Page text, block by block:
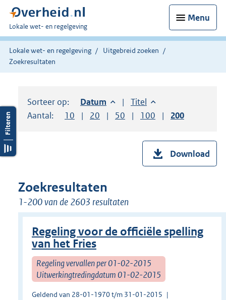
Menu
U
bent
hier:
Lokale wet- en regelgeving
Lokale wet- en regelgeving
Uitgebreid zoeken
Zoekresultaten
Sorteer op: Sorteer op:
Datum aflopendSorteer op:
Titel oplopend
Aantal:
Toon
10 resultaten per pagina
Toon
20 resultaten per pagina
Toon
50 resultaten per pagina
Toon
100 resultaten per
Toon
200
Download
Zoekresultaten
1-200 van de 2603 resultaten
Regeling voor de officiële spelling
van het Fries
Regeling vervallen per 01-02-2015
Uitwerkingtredingdatum 01-02-2015
Geldend van 28-01-1970 t/m 31-01-2015